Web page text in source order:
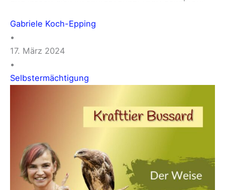
Gabriele Koch-Epping
•
17. März 2024
•
Selbstermächtigung